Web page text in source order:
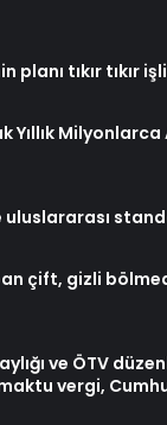
planı tıkır tıkır
Yıllık
çift, gizli
ve ÖTV
vergi,